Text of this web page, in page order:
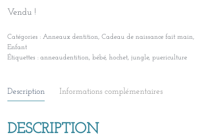
Vendu !
Catégories : Anneaux dentition, Cadeau de naissance fait main,
Enfant
Étiquettes : anneaudentition, bébé, hochet, jungle, puericulture
Description Informations complémentaires
DESCRIPTION